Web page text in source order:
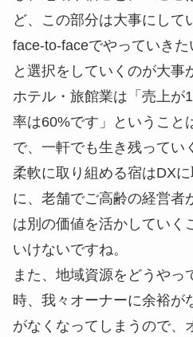
ど、この部分は大事にして
face-to-faceでやっていき
と選択をしていくのが大事
ホテル・旅館業は「売上が
率は60%です」ということ
で、一軒でも生き残ってい
柔軟に取り組める宿はDX
に、老舗でご高齢の経営者
は別の価値を活かしていく
いけないですね。
また、地域資源をどうやっ
時、我々オーナーに余裕が
がなくなってしまうので、